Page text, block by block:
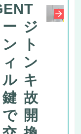
ジ
ト
ン
キ
故
開